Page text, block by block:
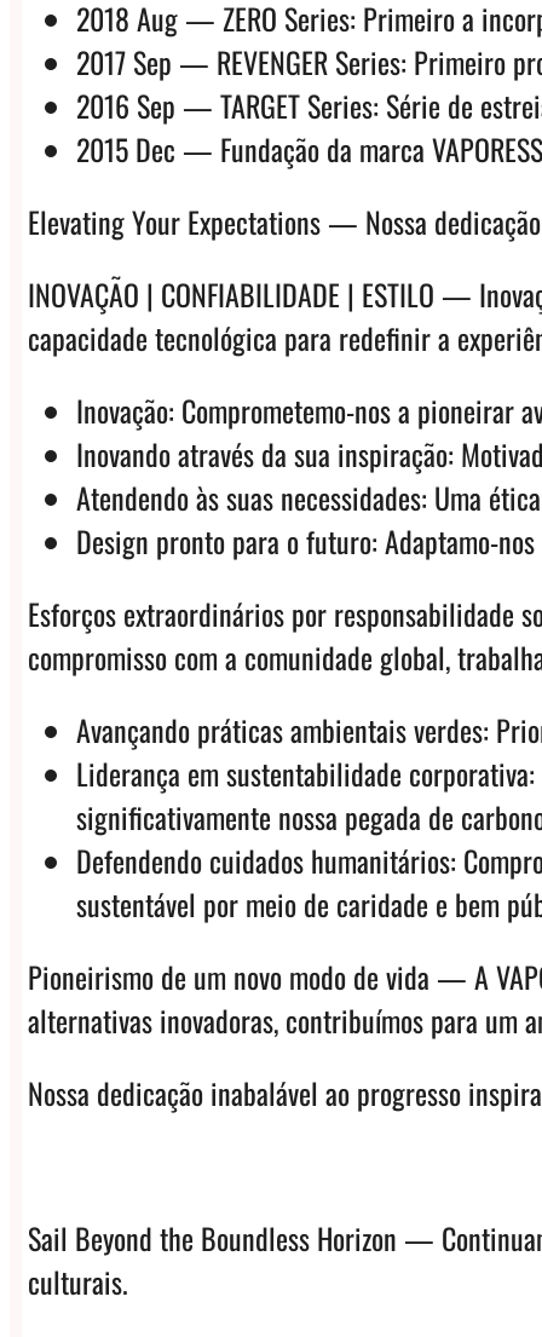
2018 Aug — ZERO Series: Primeiro a
2017 Sep — REVENGER Series: Primeiro
2016 Sep — TARGET Series: Série de
2015 Dec — Fundação da marca
Elevating Your Expectations — Nossa
INOVAÇÃO | CONFIABILIDADE | ESTILO —
capacidade tecnológica para redefinir a
Inovação: Comprometemo-nos a pioneirar
Inovando através da sua inspiração:
Atendendo às suas necessidades: Uma
Design pronto para o futuro: Adaptamo-
Esforços extraordinários por responsabilidade
compromisso com a comunidade global,
Avançando práticas ambientais verdes:
Liderança em sustentabilidade
significativamente nossa pegada de
Defendendo cuidados humanitários:
sustentável por meio de caridade e bem
Pioneirismo de um novo modo de vida — A
alternativas inovadoras, contribuímos para um
Nossa dedicação inabalável ao progresso
Sail Beyond the Boundless Horizon —
culturais.